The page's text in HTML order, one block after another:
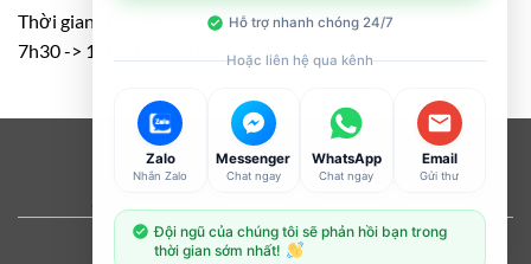
Thời gian: T2 – T7
7h30 -> 11h30 – 13h00 -> 17h00
Visa PayPal Stripe MasterCard
Cash
On
Delivery
Copyright 2026 ©Flatsome Theme
Hỗ trợ nhanh chóng 24/7
Hoặc liên hệ qua kênh
Zalo
Nhắn Zalo
Messenger
Chat ngay
WhatsApp
Chat ngay
Email
Gửi thư
Đội ngũ của chúng tôi sẽ phản hồi bạn trong
thời gian sớm nhất!